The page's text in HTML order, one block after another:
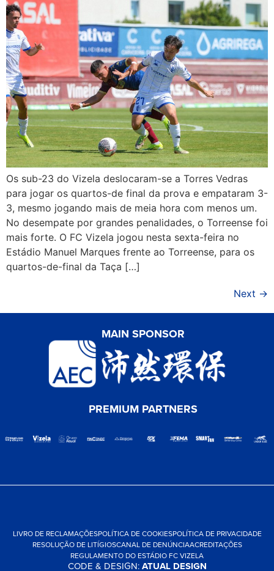
Os sub-23 do Vizela deslocaram-se a Torres Vedras
para jogar os quartos-de final da prova e empataram 3-
3, mesmo jogando mais de meia hora com menos um.
No desempate por grandes penalidades, o Torreense foi
mais forte. O FC Vizela jogou nesta sexta-feira no
Estádio Manuel Marques frente ao Torreense, para os
quartos-de-final da Taça […]
Next →
MAIN SPONSOR
PREMIUM PARTNERS
LIVRO DE RECLAMAÇÕESPOLÍTICA DE COOKIESPOLÍTICA DE PRIVACIDADE
RESOLUÇÃO DE LITÍGIOSCANAL DE DENÚNCIAACREDITAÇÕES
REGULAMENTO DO ESTÁDIO FC VIZELA
CODE & DESIGN:ATUAL DESIGN